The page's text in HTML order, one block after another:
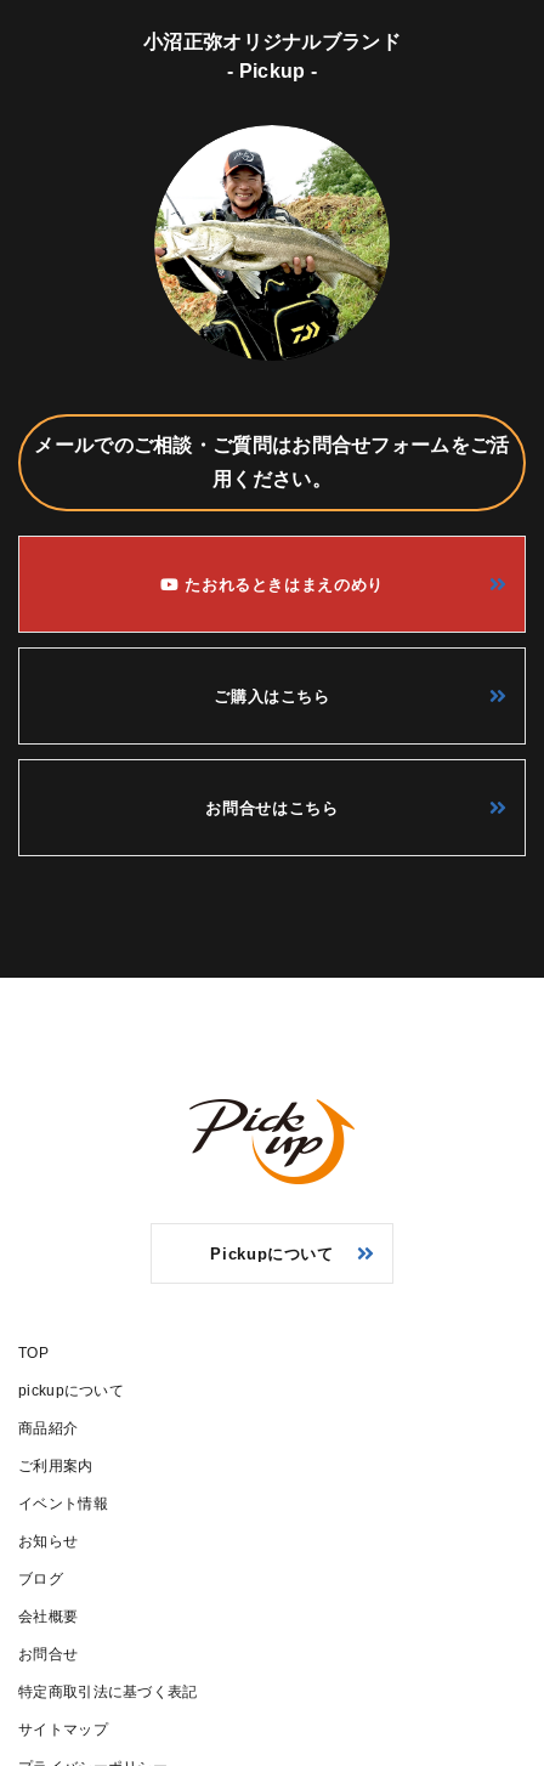
小沼正弥オリジナルブランド
- Pickup -
メールでのご相談・ご質問はお問合せフォームをご活
用ください。
たおれるときはまえのめり
ご購入はこちら
お問合せはこちら
Pickupについて
TOP
pickupについて
商品紹介
ご利用案内
イベント情報
お知らせ
ブログ
会社概要
お問合せ
特定商取引法に基づく表記
サイトマップ